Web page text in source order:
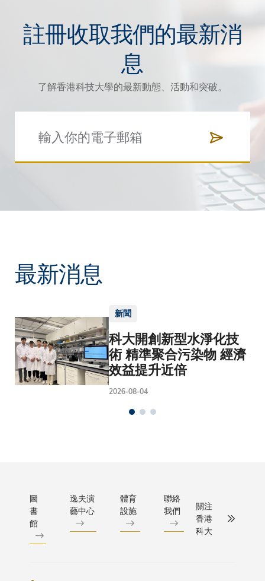
註冊收取我們的最新消
息
了解香港科技大學的最新動態、活動和突破。
最新消息
新聞
科大開創新型水淨化技
術 精準聚合污染物 經濟
效益提升近倍
2026-08-04
圖
書
館
逸夫演
藝中心
體育
設施
聯絡
我們
關注
香港
科大